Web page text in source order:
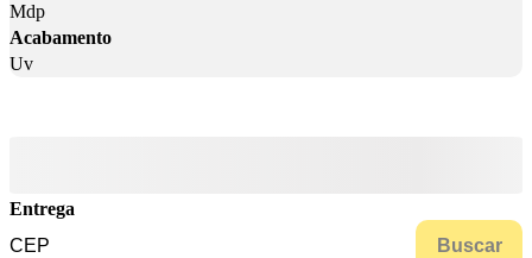
Mdp
Acabamento
Uv
Entrega
Buscar